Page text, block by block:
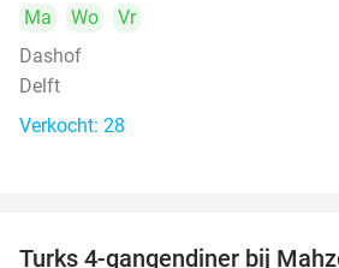
Ma Wo
Vr
Dashof
Delft
Verkocht: 28
Turks 4-gangendiner bij